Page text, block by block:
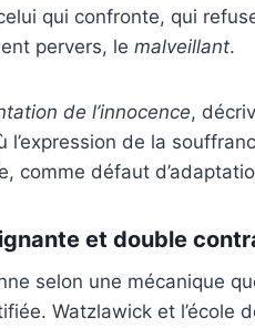
qui confronte, qui
pervers, le malveillant.
de l’innocence,
de la
comme défaut
et double
selon une mécanique
Watzlawick et l’école